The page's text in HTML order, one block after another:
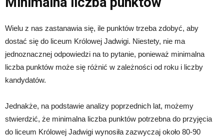
Wielu z nas zastanawia się, ile punktów trzeba zdobyć, aby
dostać się do liceum Królowej Jadwigi. Niestety, nie ma
jednoznacznej odpowiedzi na to pytanie, ponieważ minimalna
liczba punktów może się różnić w zależności od roku i liczby
kandydatów.
Jednakże, na podstawie analizy poprzednich lat, możemy
stwierdzić, że minimalna liczba punktów potrzebna do przyjęcia
do liceum Królowej Jadwigi wynosiła zazwyczaj około 80-90